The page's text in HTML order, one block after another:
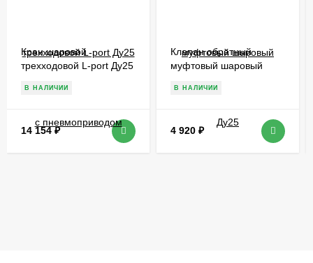
Кран шаровой
трехходовой L-port Ду25
В НАЛИЧИИ
14 154₽
Клапан обратный
муфтовый шаровый
В НАЛИЧИИ
4 920 ₽